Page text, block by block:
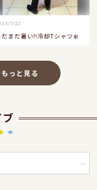
7/22
だまだ暑い‼️冷却Tシャツ❄️
っと見る
ブ